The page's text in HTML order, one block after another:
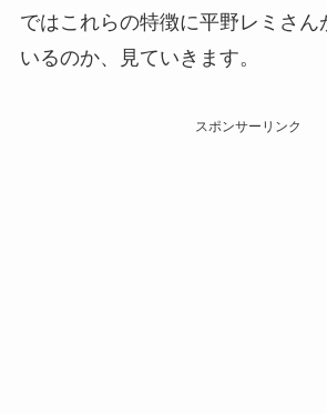
ではこれらの特徴に平野レミさん
いるのか、見ていきます。
スポンサーリンク